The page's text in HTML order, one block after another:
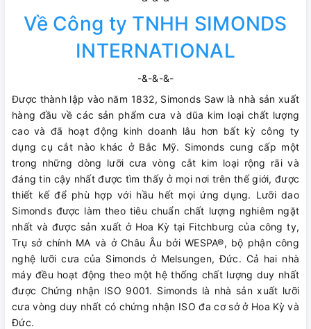
Về Công ty TNHH SIMONDS
INTERNATIONAL
-&-&-&-
Được thành lập vào năm 1832, Simonds Saw là nhà sản xuất
hàng đầu về các sản phẩm cưa và dũa kim loại chất lượng
cao và đã hoạt động kinh doanh lâu hơn bất kỳ công ty
dụng cụ cắt nào khác ở Bắc Mỹ. Simonds cung cấp một
trong những dòng lưỡi cưa vòng cắt kim loại rộng rãi và
đáng tin cậy nhất được tìm thấy ở mọi nơi trên thế giới, được
thiết kế để phù hợp với hầu hết mọi ứng dụng. Lưỡi dao
Simonds được làm theo tiêu chuẩn chất lượng nghiêm ngặt
nhất và được sản xuất ở Hoa Kỳ tại Fitchburg của công ty,
Trụ sở chính MA và ở Châu Âu bởi WESPA®, bộ phận công
nghệ lưỡi cưa của Simonds ở Melsungen, Đức. Cả hai nhà
máy đều hoạt động theo một hệ thống chất lượng duy nhất
được Chứng nhận ISO 9001. Simonds là nhà sản xuất lưỡi
cưa vòng duy nhất có chứng nhận ISO đa cơ sở ở Hoa Kỳ và
Đức.